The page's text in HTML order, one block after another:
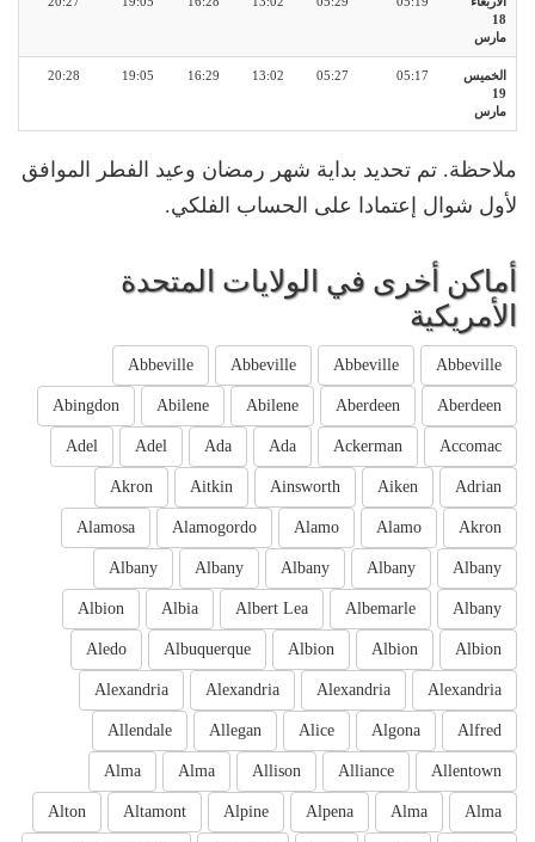
18
مارس
الخميس
19
مارس
05:17
05:27
13:02
16:29
19:05
20:28
ملاحظة. تم تحديد بداية شهر رمضان وعيد الفطر الموافق
لأول شوال إعتمادا على الحساب الفلكي.
أماكن أخرى في الولايات المتحدة
الأمريكية
Abbeville
Abbeville
Abbeville
Abbeville
Aberdeen
Aberdeen
Abilene
Abilene
Abingdon
Accomac
Ackerman
Ada
Ada
Adel
Adel
Adrian
Aiken
Ainsworth
Aitkin
Akron
Akron
Alamo
Alamo
Alamogordo
Alamosa
Albany
Albany
Albany
Albany
Albany
Albany
Albemarle
Albert Lea
Albia
Albion
Albion
Albion
Albion
Albuquerque
Aledo
Alexandria
Alexandria
Alexandria
Alexandria
Alfred
Algona
Alice
Allegan
Allendale
Allentown
Alliance
Allison
Alma
Alma
Alma
Alma
Alpena
Alpine
Altamont
Alton